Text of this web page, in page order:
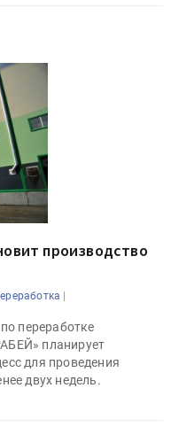
производство
|
переработке
планирует
для проведения
двух недель.